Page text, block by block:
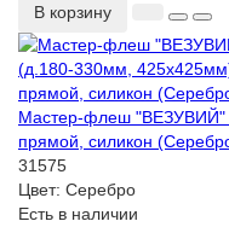
В корзину
Мастер-флеш
прямой, силикон
31575
Цвет: Серебро
Есть в наличии